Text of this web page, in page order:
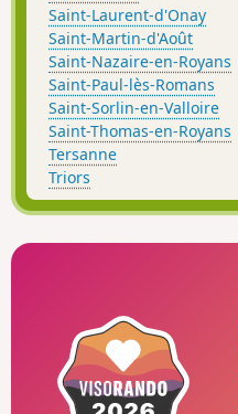
Saint-Laurent-d'Onay
Saint-Martin-d'Août
Saint-Nazaire-en-Royans
Saint-Paul-lès-Romans
Saint-Sorlin-en-Valloire
Saint-Thomas-en-Royans
Tersanne
Triors